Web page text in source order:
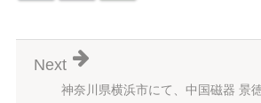
神奈川県横浜市にて、中国磁器 景
Next